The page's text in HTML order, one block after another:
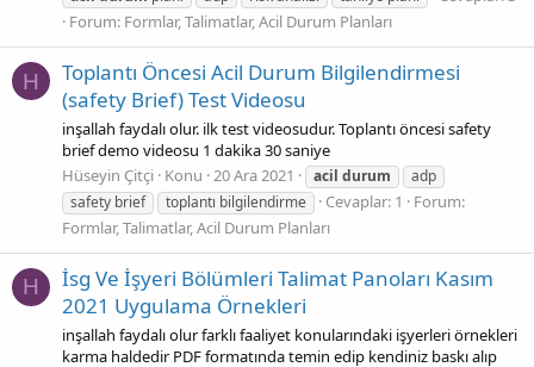
Forum: Formlar, Talimatlar, Acil Durum Planları
H
Toplantı Öncesi Acil Durum Bilgilendirmesi
(safety Brief) Test Videosu
inşallah faydalı olur. ilk test videosudur. Toplantı öncesi safety
brief demo videosu 1 dakika 30 saniye
Hüseyin Çitçi Konu 20 Ara 2021 acil durum
adp
safety brief
toplantı bilgilendirme Cevaplar: 1
Forum:
Formlar, Talimatlar, Acil Durum Planları
H
İsg Ve İşyeri Bölümleri Talimat Panoları Kasım
2021 Uygulama Örnekleri
inşallah faydalı olur farklı faaliyet konularındaki işyerleri örnekleri
karma haldedir PDF formatında temin edip kendiniz baskı alıp